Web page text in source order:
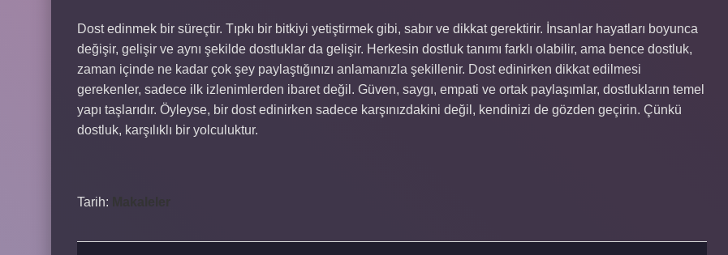
Dost edinmek bir süreçtir. Tıpkı bir bitkiyi yetiştirmek gibi, sabır ve dikkat gerektirir. İnsanlar hayatları boyunca
değişir, gelişir ve aynı şekilde dostluklar da gelişir. Herkesin dostluk tanımı farklı olabilir, ama bence dostluk,
zaman içinde ne kadar çok şey paylaştığınızı anlamanızla şekillenir. Dost edinirken dikkat edilmesi
gerekenler, sadece ilk izlenimlerden ibaret değil. Güven, saygı, empati ve ortak paylaşımlar, dostlukların temel
yapı taşlarıdır. Öyleyse, bir dost edinirken sadece karşınızdakini değil, kendinizi de gözden geçirin. Çünkü
dostluk, karşılıklı bir yolculuktur.
Tarih: Makaleler